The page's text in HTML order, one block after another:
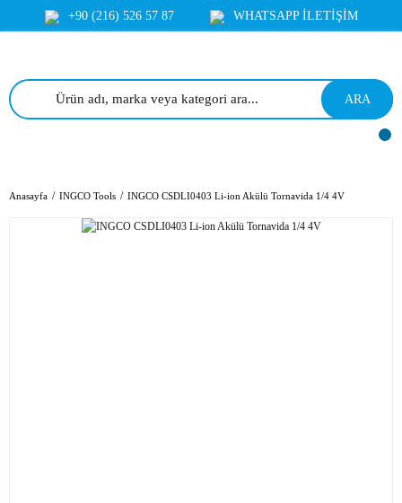
+90 (216) 526 57 87 WHATSAPP İLETİŞİM
ARA
Anasayfa INGCO Tools INGCO CSDLI0403 Li-ion Akülü Tornavida 1/4 4V